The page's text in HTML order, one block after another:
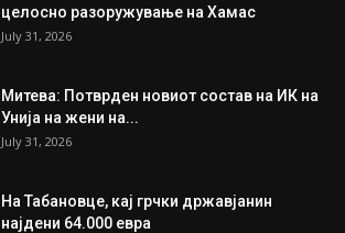
целосно разоружување на Хамас
July 31, 2026
Митева: Потврден новиот состав на ИК на
Унија на жени на...
July 31, 2026
На Табановце, кај грчки државјанин
најдени 64.000 евра